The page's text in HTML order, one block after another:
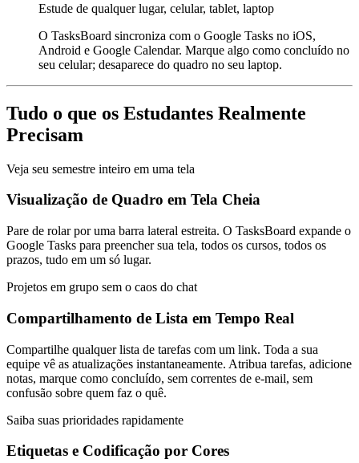
Estude de qualquer lugar, celular, tablet, laptop
O TasksBoard sincroniza com o Google Tasks no iOS,
Android e Google Calendar. Marque algo como concluído no
seu celular; desaparece do quadro no seu laptop.
Tudo o que os Estudantes Realmente
Precisam
Veja seu semestre inteiro em uma tela
Visualização de Quadro em Tela Cheia
Pare de rolar por uma barra lateral estreita. O TasksBoard expande o
Google Tasks para preencher sua tela, todos os cursos, todos os
prazos, tudo em um só lugar.
Projetos em grupo sem o caos do chat
Compartilhamento de Lista em Tempo Real
Compartilhe qualquer lista de tarefas com um link. Toda a sua
equipe vê as atualizações instantaneamente. Atribua tarefas, adicione
notas, marque como concluído, sem correntes de e-mail, sem
confusão sobre quem faz o quê.
Saiba suas prioridades rapidamente
Etiquetas e Codificação por Cores